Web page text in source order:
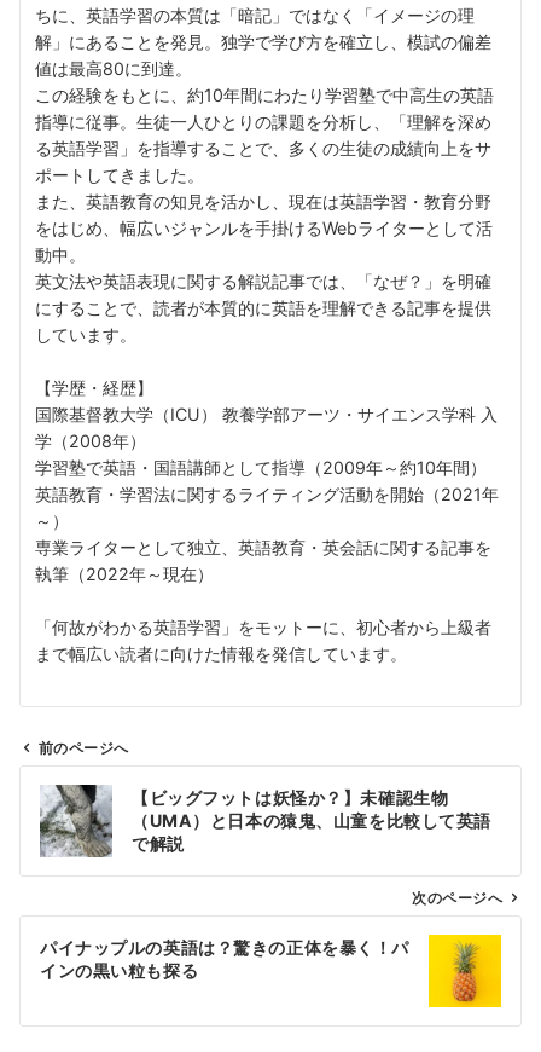
ちに、英語学習の本質は「暗記」ではなく「イメージの理
解」にあることを発見。独学で学び方を確立し、模試の偏差
値は最高80に到達。
この経験をもとに、約10年間にわたり学習塾で中高生の英語
指導に従事。生徒一人ひとりの課題を分析し、「理解を深め
る英語学習」を指導することで、多くの生徒の成績向上をサ
ポートしてきました。
また、英語教育の知見を活かし、現在は英語学習・教育分野
をはじめ、幅広いジャンルを手掛けるWebライターとして活
動中。
英文法や英語表現に関する解説記事では、「なぜ？」を明確
にすることで、読者が本質的に英語を理解できる記事を提供
しています。
【学歴・経歴】
国際基督教大学（ICU） 教養学部アーツ・サイエンス学科 入
学（2008年）
学習塾で英語・国語講師として指導（2009年～約10年間）
英語教育・学習法に関するライティング活動を開始（2021年
～）
専業ライターとして独立、英語教育・英会話に関する記事を
執筆（2022年～現在）
「何故がわかる英語学習」をモットーに、初心者から上級者
まで幅広い読者に向けた情報を発信しています。
ン
前のページへ
【ビッグフットは妖怪か？】未確認生物
（UMA）と日本の猿鬼、山童を比較して英語
で解説
次のページへ
パイナップルの英語は？驚きの正体を暴く！パ
インの黒い粒も探る